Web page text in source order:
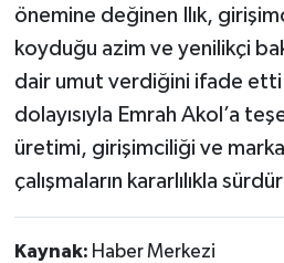
önemine değinen Ilık,
koyduğu azim ve yenilikçi
dair umut verdiğini ifade
dolayısıyla Emrah Akol’a
üretimi, girişimciliği ve
çalışmaların kararlılıkla
Kaynak: Haber Merkezi